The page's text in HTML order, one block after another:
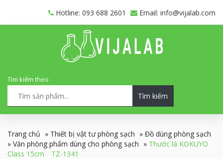
Hotline: 093 688 2601 Email: info@vijalab.com
Tìm kiếm theo
Tìm kiếm
Trang chủ » Thiết bị vật tư phòng sạch » Đồ dùng phòng sạch
» Văn phòng phẩm dùng cho phòng sạch » Thước lá KOKUYO
Class 15cm TZ-1341